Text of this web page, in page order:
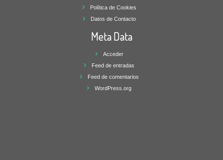
Política de Cookies
Datos de Contacto
Meta Data
Acceder
Feed de entradas
Feed de comentarios
WordPress.org